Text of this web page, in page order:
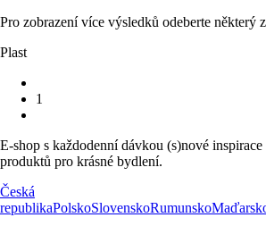
Pro zobrazení více výsledků odeberte některý
Plast
1
E-shop s každodenní dávkou (s)nové
produktů pro krásné bydlení.
Česká
republikaPolskoSlovenskoRumunsko